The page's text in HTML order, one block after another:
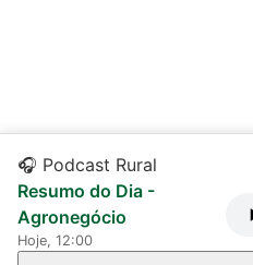
🎧 Podcast Rural
Resumo do Dia -
Agronegócio
Hoje, 12:00